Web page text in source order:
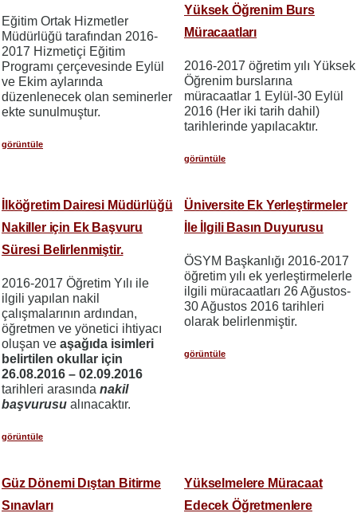
Eğitim Ortak Hizmetler
Müdürlüğü tarafından 2016-
2017 Hizmetiçi Eğitim
Programı çerçevesinde Eylül
ve Ekim aylarında
düzenlenecek olan seminerler
ekte sunulmuştur.
görüntüle
Yüksek Öğrenim Burs
Müracaatları
2016-2017 öğretim yılı Yüksek
Öğrenim burslarına
müracaatlar 1 Eylül-30 Eylül
2016 (Her iki tarih dahil)
tarihlerinde yapılacaktır.
görüntüle
İlköğretim Dairesi Müdürlüğü
Nakiller için Ek Başvuru
Süresi Belirlenmiştir.
2016-2017 Öğretim Yılı ile
ilgili yapılan nakil
çalışmalarının ardından,
öğretmen ve yönetici ihtiyacı
oluşan ve aşağıda isimleri
belirtilen okullar için
26.08.2016 – 02.09.2016
tarihleri arasında nakil
başvurusu alınacaktır.
görüntüle
Üniversite Ek Yerleştirmeler
İle İlgili Basın Duyurusu
ÖSYM Başkanlığı 2016-2017
öğretim yılı ek yerleştirmelerle
ilgili müracaatları 26 Ağustos-
30 Ağustos 2016 tarihleri
olarak belirlenmiştir.
görüntüle
Güz Dönemi Dıştan Bitirme
Sınavları
Yükselmelere Müracaat
Edecek Öğretmenlere